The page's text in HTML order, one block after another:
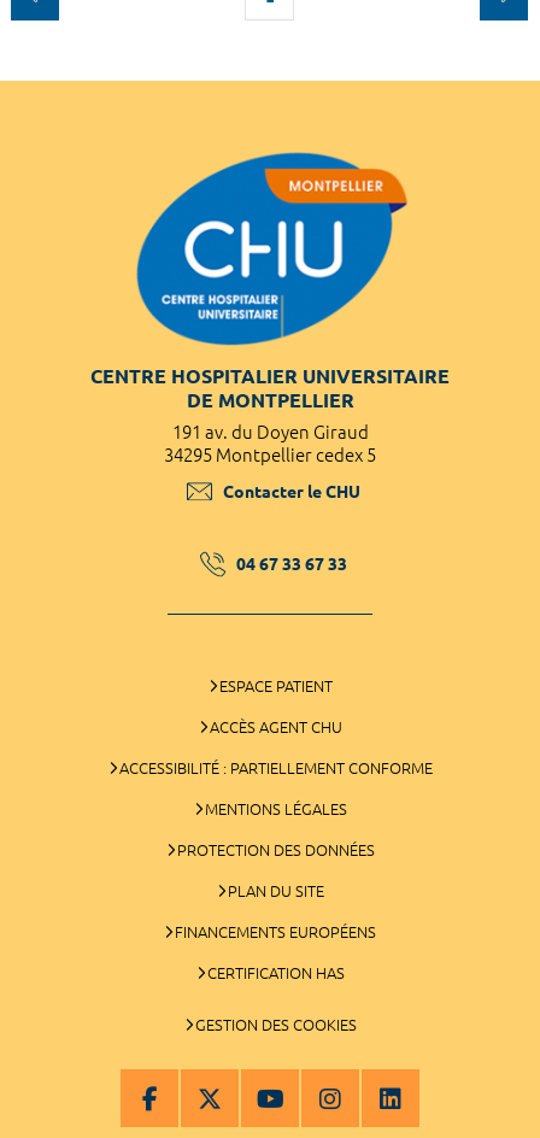
CENTRE HOSPITALIER UNIVERSITAIRE
DE MONTPELLIER
191 av. du Doyen Giraud
34295 Montpellier cedex 5
Contacter le CHU
04 67 33 67 33
ESPACE PATIENT
ACCÈS AGENT CHU
ACCESSIBILITÉ : PARTIELLEMENT CONFORME
MENTIONS LÉGALES
PROTECTION DES DONNÉES
PLAN DU SITE
FINANCEMENTS EUROPÉENS
CERTIFICATION HAS
GESTION DES COOKIES